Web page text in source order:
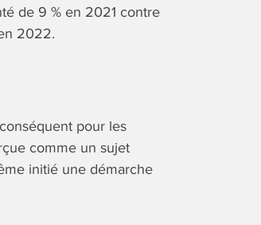
de 9 % en 2021 contre
2022.
pour les
comme un sujet
initié une démarche